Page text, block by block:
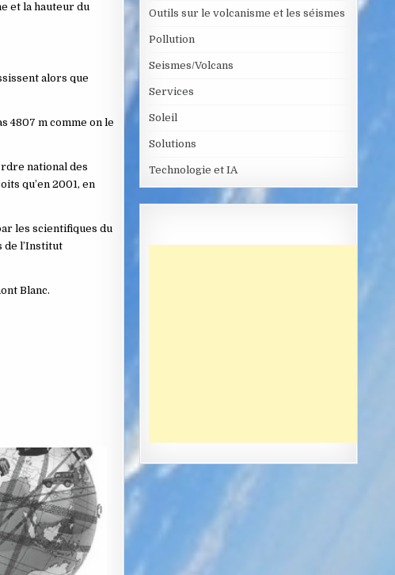
et la hauteur du
alors que
4807 m comme on le
national des
qu’en 2001, en
les scientifiques du
de l’Institut
Blanc.
Outils sur le volcanisme et les séismes
Pollution
Seismes/Volcans
Services
Soleil
Solutions
Technologie et IA